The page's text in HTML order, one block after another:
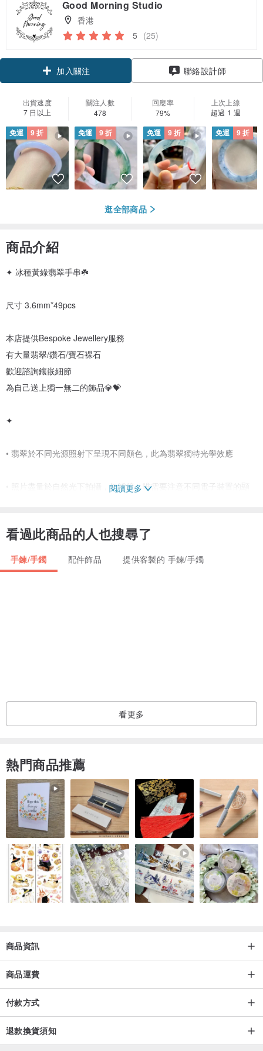
Good Morning Studio
香港
5 (25)
加入關注 聯絡設計師
出貨速度
7 日以上
關注人數
478
回應率
79%
上次上線
超過 1 週
免運 9 折 免運 9 折 免運 9 折 免運 9 折
逛全部商品
商品介紹
✦ 冰種黃綠翡翠手串☘️
尺寸 3.6mm*49pcs
本店提供Bespoke Jewellery服務
有大量翡翠/鑽石/寶石裸石
歡迎諮詢鑲嵌細節
為自己送上獨一無二的飾品💎💝
✦
• 翡翠於不同光源照射下呈現不同顏色，此為翡翠獨特光學效應
• 照片盡量於自然光下拍攝，無濾鏡。唯需要注意不同電子裝置的顯
• 店內所售天然A貨翡翠，不含任何化學加工成份，有雲霧狀、石紋、
閱讀更多
看過此商品的人也搜尋了
手鍊/手鐲 配件飾品 提供客製的 手鍊/手鐲
看更多
熱門商品推薦
商品資訊
商品運費
付款方式
退款換貨須知